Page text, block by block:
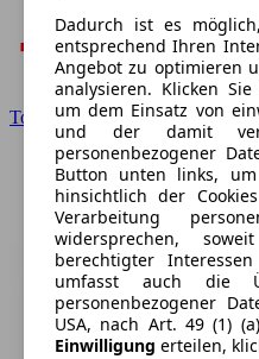
Toyota
Dadurch ist es
entsprechend Ihren
Angebot zu optimieren
analysieren. Klicken
um dem Einsatz von
und der damit
personenbezogener
Button unten links,
hinsichtlich der
Verarbeitung
widersprechen,
berechtigter
umfasst auch die
personenbezogener
USA, nach Art. 49 (1)
Einwilligung erteilen,